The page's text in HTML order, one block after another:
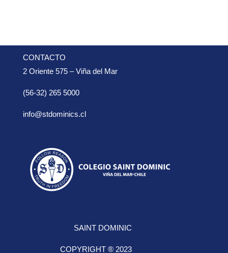
CONTACTO
2 Oriente 575 – Viña del Mar
(56-32) 265 5000
info@stdominics.cl
SAINT DOMINIC
COPYRIGHT ® 2023